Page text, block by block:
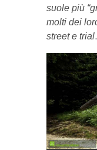
suole più
molti dei
street e trial.